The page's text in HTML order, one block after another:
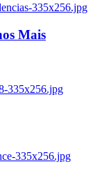
335x256.jpg
Mais
335x256.jpg
335x256.jpg